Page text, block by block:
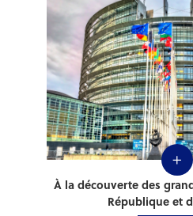
+
À la découverte des
République et